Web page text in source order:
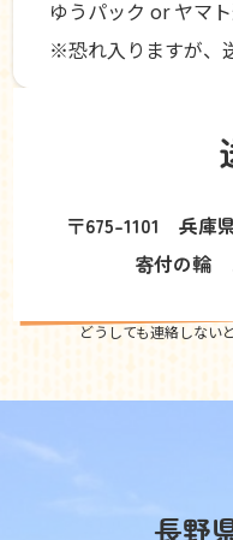
ゆうパック or ヤマ
※恐れ入りますが、
〒675-1101 兵庫
寄付の輪
どうしても連絡しない
長野